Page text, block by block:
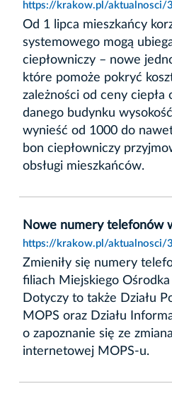
https://krakow.pl/aktualnosci/
Od 1 lipca mieszkańcy
systemowego mogą
ciepłowniczy – nowe
które pomoże pokryć
zależności od ceny ciepła
danego budynku
wynieść od 1000 do
bon ciepłowniczy
obsługi mieszkańców.
Nowe numery telefonów
https://krakow.pl/aktualnosci/
Zmieniły się numery
filiach Miejskiego Ośrodka
Dotyczy to także Działu
MOPS oraz Działu
o zapoznanie się ze
internetowej MOPS-u.